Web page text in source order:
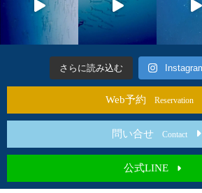
さらに読み込む
Web予約 Reservation
問い合せ Contact
公式LINE